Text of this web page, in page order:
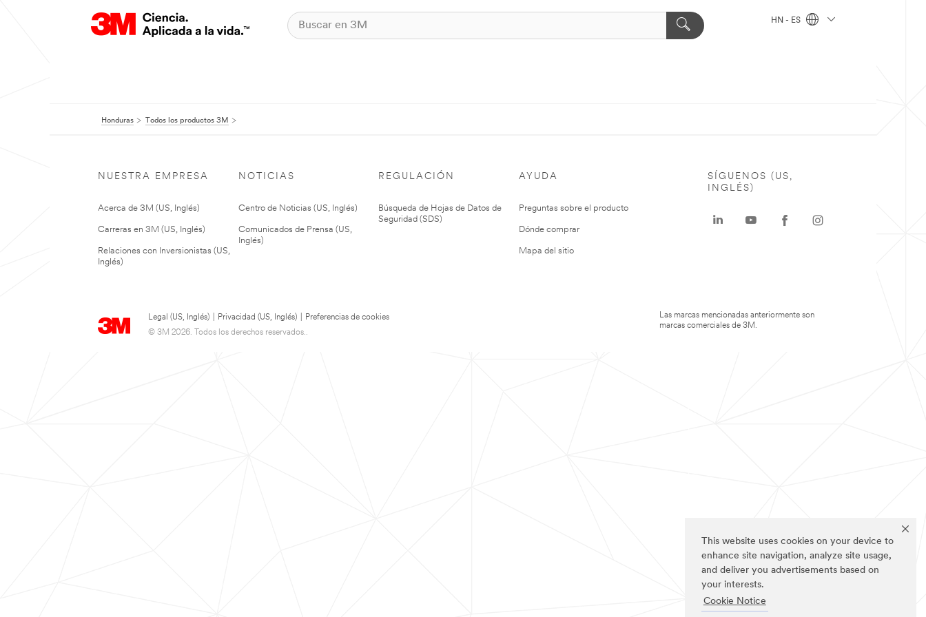
This website uses cookies on your device to
enhance site navigation, analyze site usage,
and deliver you advertisements based on
your interests.
Cookie Notice
HN - ES
Honduras Todos los productos 3M
NUESTRA EMPRESA
Acerca de 3M (US, Inglés)
Carreras en 3M (US, Inglés)
Relaciones con Inversionistas (US,
Inglés)
NOTICIAS
Centro de Noticias (US, Inglés)
Comunicados de Prensa (US,
Inglés)
REGULACIÓN
Búsqueda de Hojas de Datos de
Seguridad (SDS)
AYUDA
Preguntas sobre el producto
Dónde comprar
Mapa del sitio
Legal (US, Inglés) Privacidad (US, Inglés)
Preferencias de cookies
© 3M 2026. Todos los derechos reservados..
SÍGUENOS (US,
INGLÉS)
Las marcas mencionadas anteriormente son
marcas comerciales de 3M.